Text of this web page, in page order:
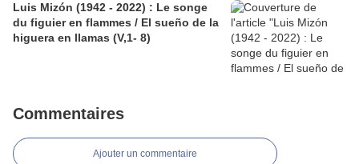
Luis Mizón (1942 - 2022) : Le songe
du figuier en flammes / El sueño de la
higuera en llamas (V,1- 8)
Commentaires
Ajouter un commentaire